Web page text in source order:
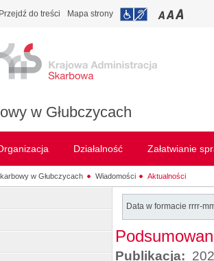
Przejdź do treści Mapa strony
w Głubczycach
Działalność Załatwianie
w Głubczycach Wiadomości Aktualności
Data w formacie rrrr-
Publikacja: